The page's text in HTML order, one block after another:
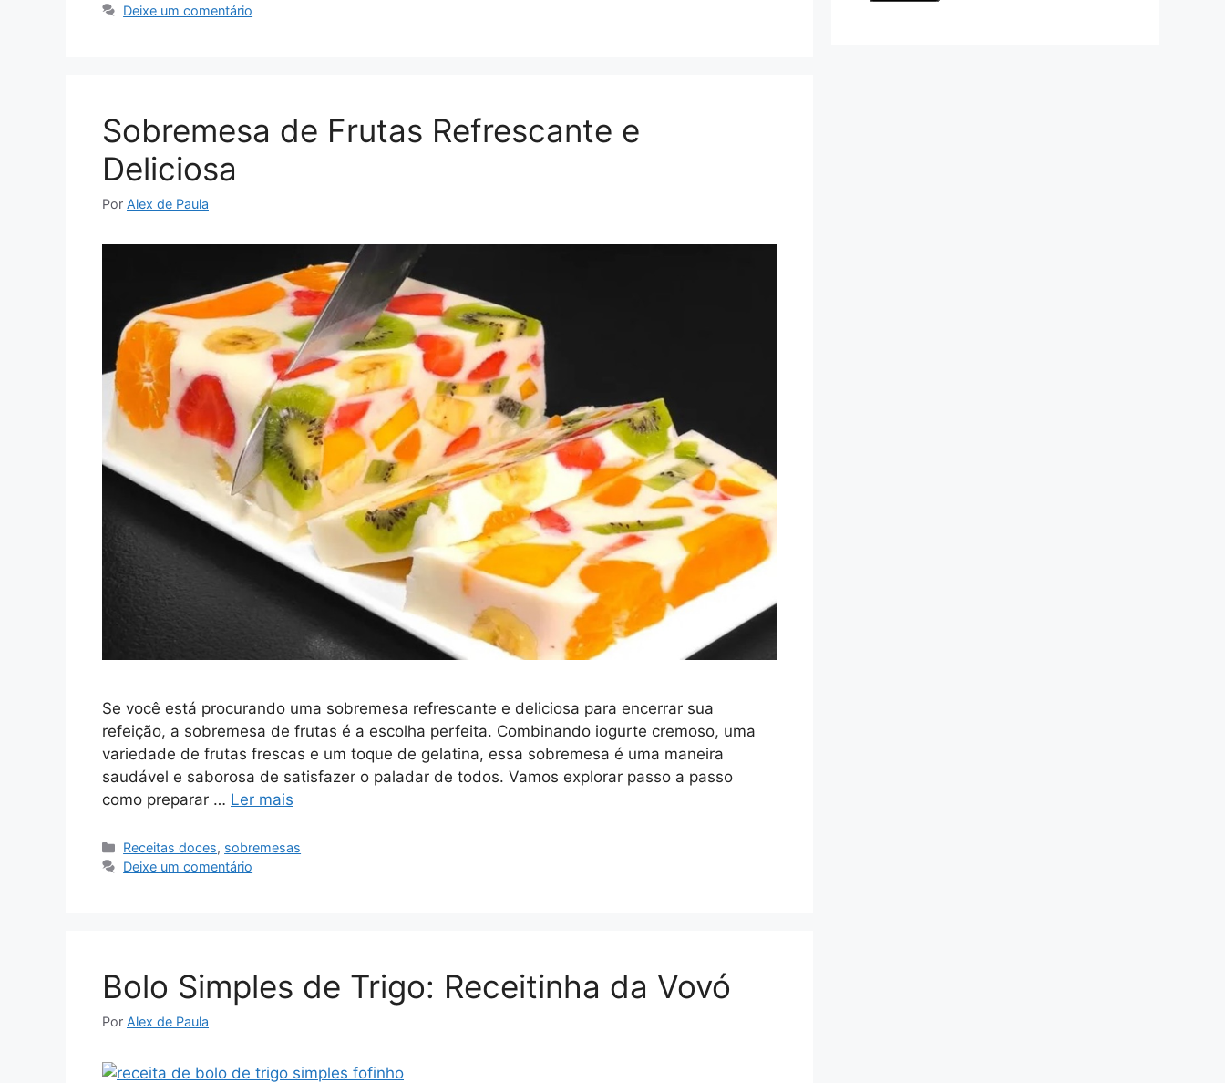
Deixe um comentário
Sobremesa de Frutas Refrescante e
Deliciosa
Por Alex de Paula
Se você está procurando uma sobremesa refrescante e deliciosa para encerrar sua
refeição, a sobremesa de frutas é a escolha perfeita. Combinando iogurte cremoso, uma
variedade de frutas frescas e um toque de gelatina, essa sobremesa é uma maneira
saudável e saborosa de satisfazer o paladar de todos. Vamos explorar passo a passo
como preparar … Ler mais
Categorias
Receitas doces, sobremesas
Deixe um comentário
Bolo Simples de Trigo: Receitinha da Vovó
Por Alex de Paula